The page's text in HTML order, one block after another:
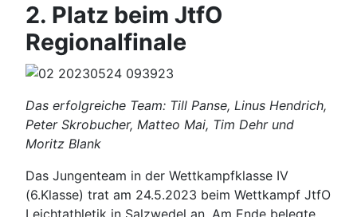
2. Platz beim JtfO
Regionalfinale
Das erfolgreiche Team: Till Panse, Linus Hendrich,
Peter Skrobucher, Matteo Mai, Tim Dehr und
Moritz Blank
Das Jungenteam in der Wettkampfklasse IV
(6.Klasse) trat am 24.5.2023 beim Wettkampf JtfO